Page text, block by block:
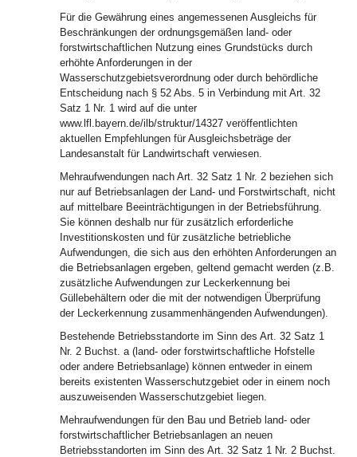
Für die Gewährung eines angemessenen Ausgleichs für
Beschränkungen der ordnungsgemäßen land- oder
forstwirtschaftlichen Nutzung eines Grundstücks durch
erhöhte Anforderungen in der
Wasserschutzgebietsverordnung oder durch behördliche
Entscheidung nach § 52 Abs. 5 in Verbindung mit Art. 32
Satz 1 Nr. 1 wird auf die unter
www.lfl.bayern.de/ilb/struktur/14327 veröffentlichten
aktuellen Empfehlungen für Ausgleichsbeträge der
Landesanstalt für Landwirtschaft verwiesen.
Mehraufwendungen nach Art. 32 Satz 1 Nr. 2 beziehen sich
nur auf Betriebsanlagen der Land- und Forstwirtschaft, nicht
auf mittelbare Beeinträchtigungen in der Betriebsführung.
Sie können deshalb nur für zusätzlich erforderliche
Investitionskosten und für zusätzliche betriebliche
Aufwendungen, die sich aus den erhöhten Anforderungen an
die Betriebsanlagen ergeben, geltend gemacht werden (z.B.
zusätzliche Aufwendungen zur Leckerkennung bei
Güllebehältern oder die mit der notwendigen Überprüfung
der Leckerkennung zusammenhängenden Aufwendungen).
Bestehende Betriebsstandorte im Sinn des Art. 32 Satz 1
Nr. 2 Buchst. a (land- oder forstwirtschaftliche Hofstelle
oder andere Betriebsanlage) können entweder in einem
bereits existenten Wasserschutzgebiet oder in einem noch
auszuweisenden Wasserschutzgebiet liegen.
Mehraufwendungen für den Bau und Betrieb land- oder
forstwirtschaftlicher Betriebsanlagen an neuen
Betriebsstandorten im Sinn des Art. 32 Satz 1 Nr. 2 Buchst.